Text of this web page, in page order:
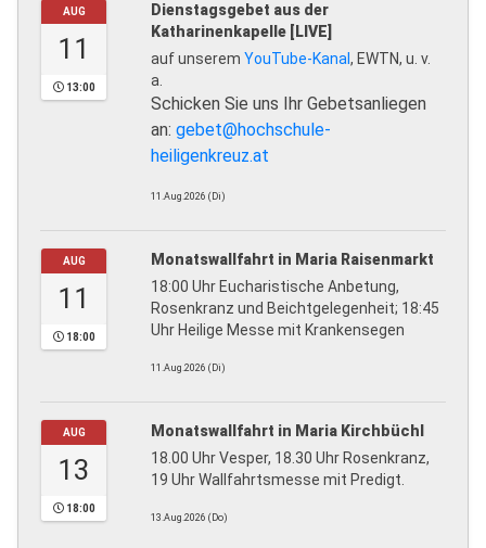
AUG
11
13:00
Dienstagsgebet aus der
Katharinenkapelle [LIVE]
auf unserem YouTube-Kanal, EWTN, u. v.
a.
Schicken Sie uns Ihr Gebetsanliegen
an: gebet@hochschule-
heiligenkreuz.at
11.Aug.2026 (Di)
AUG
11
18:00
Monatswallfahrt in Maria Raisenmarkt
18:00 Uhr Eucharistische Anbetung,
Rosenkranz und Beichtgelegenheit; 18:45
Uhr Heilige Messe mit Krankensegen
11.Aug.2026 (Di)
AUG
13
18:00
Monatswallfahrt in Maria Kirchbüchl
18.00 Uhr Vesper, 18.30 Uhr Rosenkranz,
19 Uhr Wallfahrtsmesse mit Predigt.
13.Aug.2026 (Do)